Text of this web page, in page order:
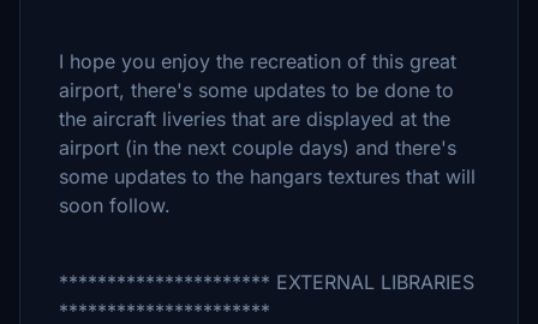
I hope you enjoy the recreation of this great
airport, there's some updates to be done to
the aircraft liveries that are displayed at the
airport (in the next couple days) and there's
some updates to the hangars textures that will
soon follow.
********************** EXTERNAL LIBRARIES
**********************